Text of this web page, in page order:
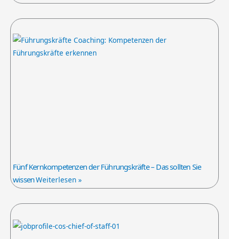
Fünf Kernkompetenzen der Führungskräfte – Das sollten Sie
wissenWeiterlesen »